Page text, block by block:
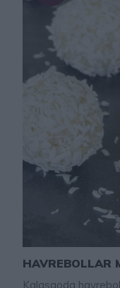
HAVREBOLLAR
Kalasgoda